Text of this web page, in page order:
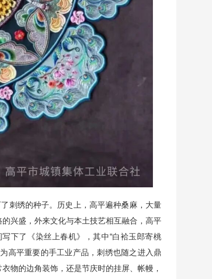
刺绣的种子。历史上，高平遍种桑麻，大量
兴盛，外来文化与本土技艺相互融合，高平
下了《染丝上春机》，其中“白袷玉郎寄桃
高平重要的手工业产品，刺绣也随之进入鼎
物的边角装饰，还是节庆时的挂屏、帐幔，